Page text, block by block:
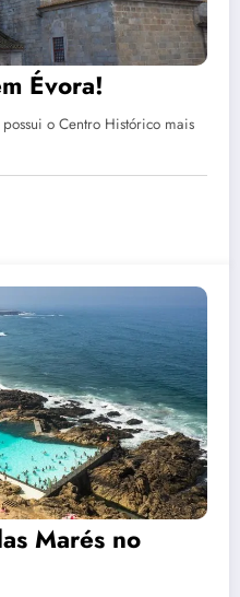
Évora!
o Centro Histórico mais
Marés no